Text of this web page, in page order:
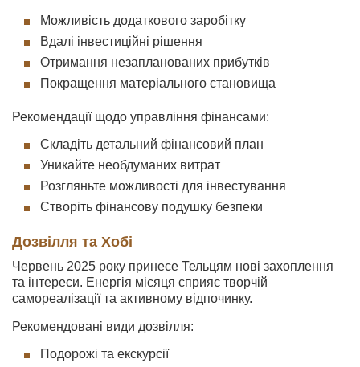
Можливість додаткового заробітку
Вдалі інвестиційні рішення
Отримання незапланованих прибутків
Покращення матеріального становища
Рекомендації щодо управління фінансами:
Складіть детальний фінансовий план
Уникайте необдуманих витрат
Розгляньте можливості для інвестування
Створіть фінансову подушку безпеки
Дозвілля та Хобі
Червень 2025 року принесе Тельцям нові захоплення
та інтереси. Енергія місяця сприяє творчій
самореалізації та активному відпочинку.
Рекомендовані види дозвілля:
Подорожі та екскурсії